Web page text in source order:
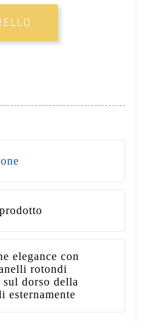
elegance con
rotondi
dorso della